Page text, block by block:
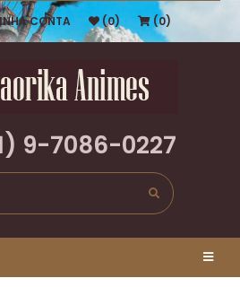
CONTA (0) (0)
9-7086-0227